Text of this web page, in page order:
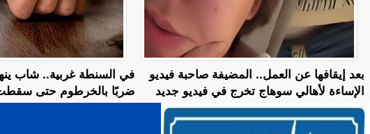
في السنطة غربية.. شاب
ضربًا بالخرطوم حتى
بعد إيقافها عن العمل.. المضيفة صاحبة فيديو
الإساءة لأهالي سوهاج تخرج في فيديو جديد